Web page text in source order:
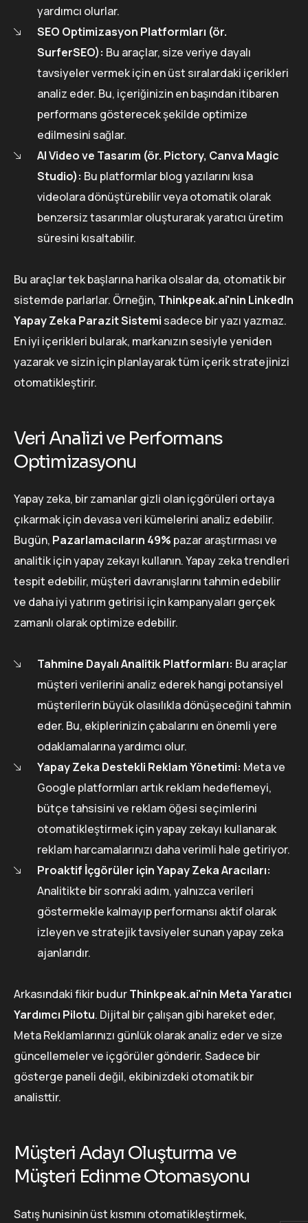
yardımcı olurlar.
SEO Optimizasyon Platformları (ör.
SurferSEO): Bu araçlar, size veriye dayalı
tavsiyeler vermek için en üst sıralardaki içerikleri
analiz eder. Bu, içeriğinizin en başından itibaren
performans gösterecek şekilde optimize
edilmesini sağlar.
AI Video ve Tasarım (ör. Pictory, Canva Magic
Studio): Bu platformlar blog yazılarını kısa
videolara dönüştürebilir veya otomatik olarak
benzersiz tasarımlar oluşturarak yaratıcı üretim
süresini kısaltabilir.
Bu araçlar tek başlarına harika olsalar da, otomatik bir
sistemde parlarlar. Örneğin, Thinkpeak.ai'nin LinkedIn
Yapay Zeka Parazit Sistemi sadece bir yazı yazmaz.
En iyi içerikleri bularak, markanızın sesiyle yeniden
yazarak ve sizin için planlayarak tüm içerik stratejinizi
otomatikleştirir.
Veri Analizi ve Performans
Optimizasyonu
Yapay zeka, bir zamanlar gizli olan içgörüleri ortaya
çıkarmak için devasa veri kümelerini analiz edebilir.
Bugün, Pazarlamacıların 49% pazar araştırması ve
analitik için yapay zekayı kullanın. Yapay zeka trendleri
tespit edebilir, müşteri davranışlarını tahmin edebilir
ve daha iyi yatırım getirisi için kampanyaları gerçek
zamanlı olarak optimize edebilir.
Tahmine Dayalı Analitik Platformları: Bu araçlar
müşteri verilerini analiz ederek hangi potansiyel
müşterilerin büyük olasılıkla dönüşeceğini tahmin
eder. Bu, ekiplerinizin çabalarını en önemli yere
odaklamalarına yardımcı olur.
Yapay Zeka Destekli Reklam Yönetimi: Meta ve
Google platformları artık reklam hedeflemeyi,
bütçe tahsisini ve reklam öğesi seçimlerini
otomatikleştirmek için yapay zekayı kullanarak
reklam harcamalarınızı daha verimli hale getiriyor.
Proaktif İçgörüler için Yapay Zeka Aracıları:
Analitikte bir sonraki adım, yalnızca verileri
göstermekle kalmayıp performansı aktif olarak
izleyen ve stratejik tavsiyeler sunan yapay zeka
ajanlarıdır.
Arkasındaki fikir budurThinkpeak.ai'nin Meta Yaratıcı
Yardımcı Pilotu. Dijital bir çalışan gibi hareket eder,
Meta Reklamlarınızı günlük olarak analiz eder ve size
güncellemeler ve içgörüler gönderir. Sadece bir
gösterge paneli değil, ekibinizdeki otomatik bir
analisttir.
Müşteri Adayı Oluşturma ve
Müşteri Edinme Otomasyonu
Satış hunisinin üst kısmını otomatikleştirmek,